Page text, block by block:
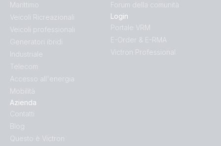
Marittimo
Veicoli Ricreazionali
Veicoli professionali
Generatori ibridi
Industriale
Telecom
Accesso all'energia
Mobilità
Azienda
Contatti
Blog
Questo è Victron
Forum della comunità
Login
Portale VRM
E-Order & E-RMA
Victron Professional